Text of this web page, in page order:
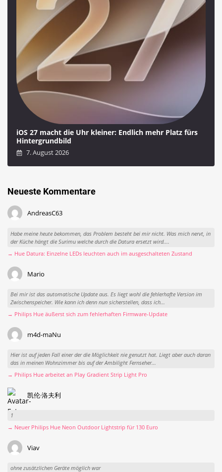
iOS 27 macht die Uhr kleiner: Endlich mehr Platz fürs
Hintergrundbild
7. August 2026
Neueste Kommentare
AndreasC63
Habe meine heute bekommen, das Problem besteht bei mir nicht. Was mich nervt, in
der Küche hängt die Surimu welche durch die Datura ersetzt wird....
→ Hue Datura: Einzelne LEDs leuchten auch im ausgeschalteten Zustand
Mario
Bei mir ist das automatische Update aus. Es liegt wohl die fehlerhafte Version im
Zwischenspeicher. Wie kann ich denn nun sicherstellen, dass ich...
→ Philips Hue äußerst sich zum fehlerhaften Firmware-Update
m4d-maNu
Hier ist auf jeden Fall einer der die Möglichkeit nie genutzt hat. Liegt aber auch daran
das in meinen Wohnzimmer bis auf der Ambilight Fernseher...
→ Philips Hue arbeitet an Play Gradient Strip Light Pro
凯伦·洛夫利
1
→ Neuer Philips Hue Neon Outdoor Lightstrip für 130 Euro
Viav
ohne zusätzlichen Geräte möglich war